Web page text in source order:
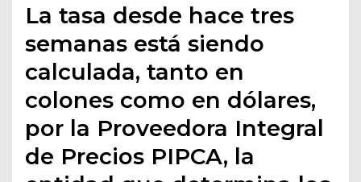
La tasa desde hace tres
semanas está siendo
calculada, tanto en
colones como en dólares,
por la Proveedora Integral
de Precios PIPCA, la